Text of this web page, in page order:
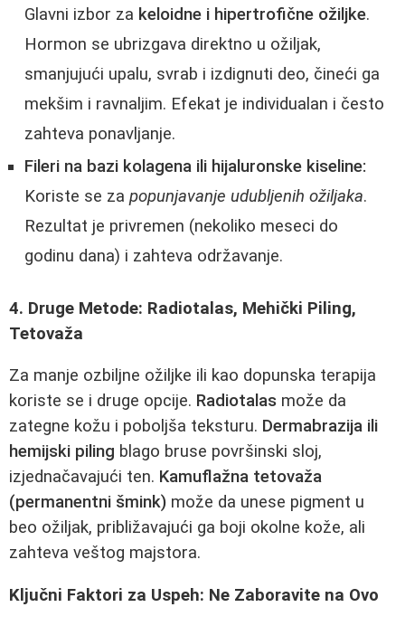
Glavni izbor za keloidne i hipertrofične ožiljke.
Hormon se ubrizgava direktno u ožiljak,
smanjujući upalu, svrab i izdignuti deo, čineći ga
mekšim i ravnaljim. Efekat je individualan i često
zahteva ponavljanje.
Fileri na bazi kolagena ili hijaluronske kiseline:
Koriste se za popunjavanje udubljenih ožiljaka.
Rezultat je privremen (nekoliko meseci do
godinu dana) i zahteva održavanje.
4. Druge Metode: Radiotalas, Mehički Piling,
Tetovaža
Za manje ozbiljne ožiljke ili kao dopunska terapija
koriste se i druge opcije. Radiotalas može da
zategne kožu i poboljša teksturu. Dermabrazija ili
hemijski piling blago bruse površinski sloj,
izjednačavajući ten. Kamuflažna tetovaža
(permanentni šmink) može da unese pigment u
beo ožiljak, približavajući ga boji okolne kože, ali
zahteva veštog majstora.
Ključni Faktori za Uspeh: Ne Zaboravite na Ovo